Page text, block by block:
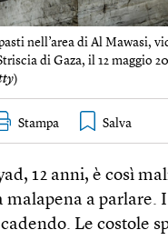
nell’area di Al Mawasi,
di Gaza, il 12 maggio
)
Stampa
12 anni, è così
malapena a parlare.
Le costole